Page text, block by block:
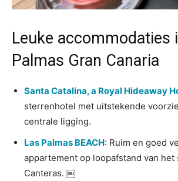
Leuke accommodaties
Palmas Gran Canaria
Santa Catalina,a Royal Hideaway
sterrenhotel met uitstekende
centrale ligging.
Las Palmas BEACH: Ruim en goed
appartement op loopafstand van het
Canteras. ￼